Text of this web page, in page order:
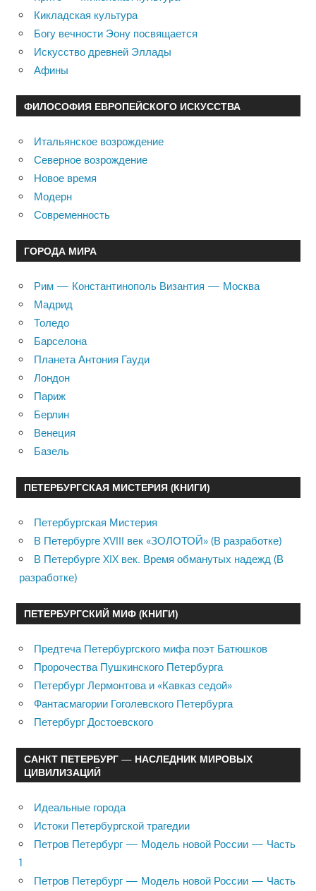
Кикладская культура
Богу вечности Эону посвящается
Искусство древней Эллады
Афины
ФИЛОСОФИЯ ЕВРОПЕЙСКОГО ИСКУССТВА
Итальянское возрождение
Северное возрождение
Новое время
Модерн
Современность
ГОРОДА МИРА
Рим — Константинополь Византия — Москва
Мадрид
Толедо
Барселона
Планета Антония Гауди
Лондон
Париж
Берлин
Венеция
Базель
ПЕТЕРБУРГСКАЯ МИСТЕРИЯ (КНИГИ)
Петербургская Мистерия
В Петербурге XVIII век «ЗОЛОТОЙ» (В разработке)
В Петербурге XIX век. Время обманутых надежд (В
разработке)
ПЕТЕРБУРГСКИЙ МИФ (КНИГИ)
Предтеча Петербургского мифа поэт Батюшков
Пророчества Пушкинского Петербурга
Петербург Лермонтова и «Кавказ седой»
Фантасмагории Гоголевского Петербурга
Петербург Достоевского
САНКТ ПЕТЕРБУРГ — НАСЛЕДНИК МИРОВЫХ
ЦИВИЛИЗАЦИЙ
Идеальные города
Истоки Петербургской трагедии
Петров Петербург — Модель новой России — Часть
1
Петров Петербург — Модель новой России — Часть